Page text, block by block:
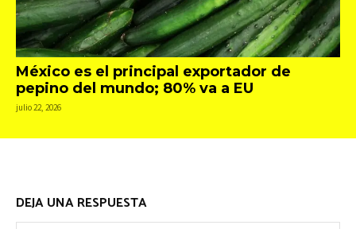
México es el principal exportador de
pepino del mundo; 80% va a EU
julio 22, 2026
DEJA UNA RESPUESTA